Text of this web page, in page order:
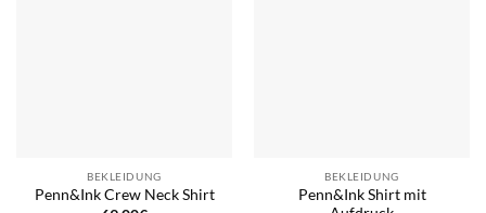
BEKLEIDUNG
Penn&Ink Crew Neck Shirt
BEKLEIDUNG
Penn&Ink Shirt mit